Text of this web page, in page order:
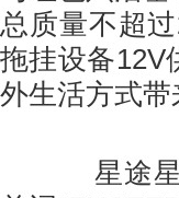
总质量不超
拖挂设备12V
外生活方式带
星途星